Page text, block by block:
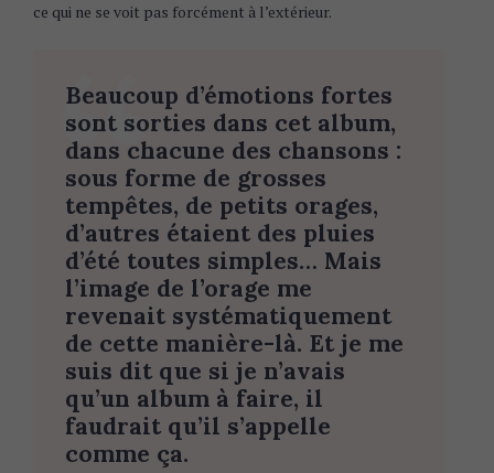
ce qui ne se voit pas forcément à l’extérieur.
Beaucoup d’émotions fortes
sont sorties dans cet album,
dans chacune des chansons :
sous forme de grosses
tempêtes, de petits orages,
d’autres étaient des pluies
d’été toutes simples… Mais
l’image de l’orage me
revenait systématiquement
de cette manière-là. Et je me
suis dit que si je n’avais
qu’un album à faire, il
faudrait qu’il s’appelle
comme ça.